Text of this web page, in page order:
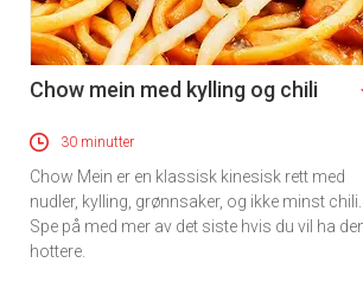
Chow mein med kylling og chili
30 minutter
Chow Mein er en klassisk kinesisk rett med
nudler, kylling, grønnsaker, og ikke minst chili.
Spe på med mer av det siste hvis du vil ha
hottere.